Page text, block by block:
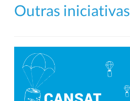
Outras iniciativas